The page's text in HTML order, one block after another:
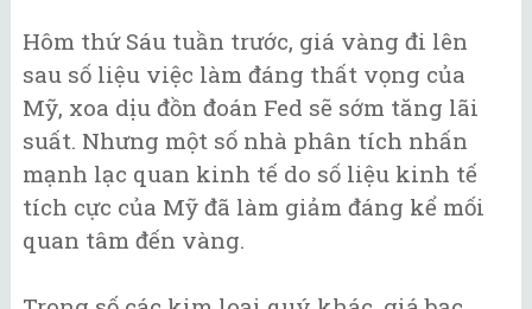
Hôm thứ Sáu tuần trước, giá vàng đi lên
sau số liệu việc làm đáng thất vọng của
Mỹ, xoa dịu đồn đoán Fed sẽ sớm tăng lãi
suất. Nhưng một số nhà phân tích nhấn
mạnh lạc quan kinh tế do số liệu kinh tế
tích cực của Mỹ đã làm giảm đáng kể mối
quan tâm đến vàng.